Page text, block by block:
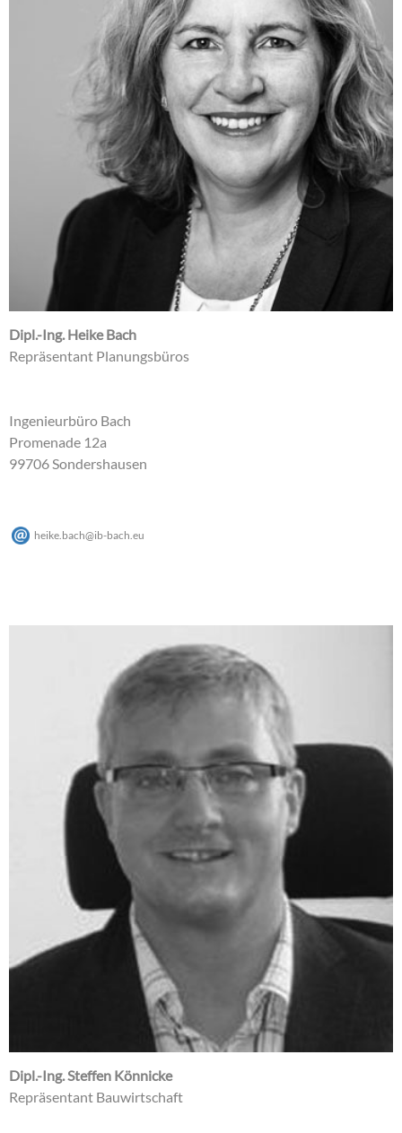
Dipl.-Ing. Heike Bach
Repräsentant Planungsbüros
Ingenieurbüro Bach
Promenade 12a
99706 Sondershausen
heike.bach@ib-bach.eu
Dipl.-Ing. Steffen Könnicke
Repräsentant Bauwirtschaft